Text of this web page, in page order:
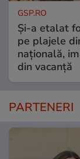
GSP.RO
Și-a etalat
pe plajele
națională,
din vacanță
PARTENERI